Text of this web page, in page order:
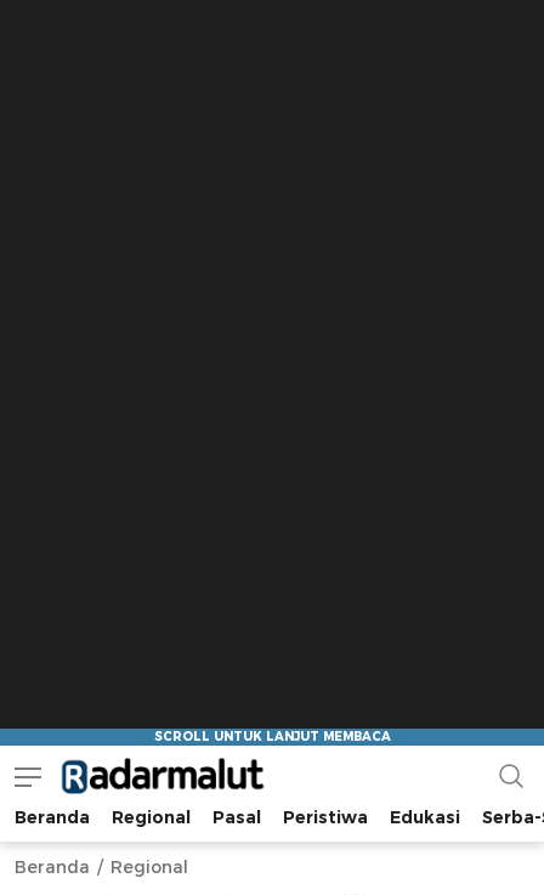
Radar Malut
Bacaan Nyindir
Beranda Regional Pasal Peristiwa Edukasi
Beranda Regional